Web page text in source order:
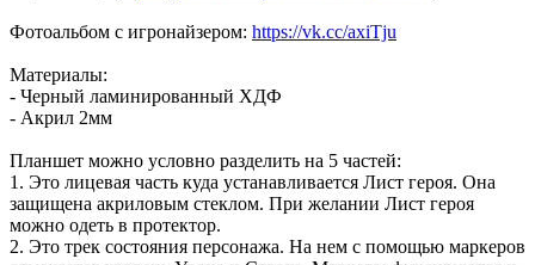
Фотоальбом с игронайзером: https://vk.cc/axiTju
Материалы:
- Черный ламинированный ХДФ
- Акрил 2мм
Планшет можно условно разделить на 5 частей:
1. Это лицевая часть куда устанавливается Лист героя. Она
защищена акриловым стеклом. При желании Лист героя
можно одеть в протектор.
2. Это трек состояния персонажа. На нем с помощью маркеров